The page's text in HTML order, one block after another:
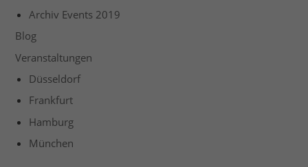
Archiv Events 2019
Blog
Veranstaltungen
Düsseldorf
Frankfurt
Hamburg
München